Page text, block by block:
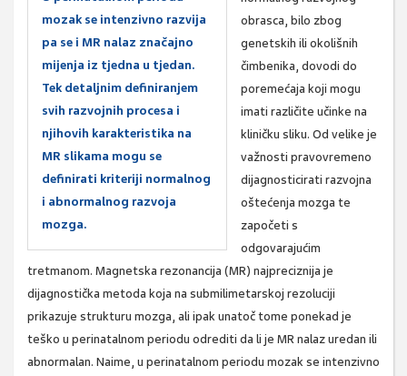
mozak se intenzivno razvija
pa se i MR nalaz značajno
mijenja iz tjedna u tjedan.
Tek detaljnim definiranjem
svih razvojnih procesa i
njihovih karakteristika na
MR slikama mogu se
definirati kriteriji normalnog
i abnormalnog razvoja
mozga.
obrasca, bilo zbog
genetskih ili okolišnih
čimbenika, dovodi do
poremećaja koji mogu
imati različite učinke na
kliničku sliku. Od velike je
važnosti pravovremeno
dijagnosticirati razvojna
oštećenja mozga te
započeti s
odgovarajućim
tretmanom. Magnetska rezonancija (MR) najpreciznija je
dijagnostička metoda koja na submilimetarskoj rezoluciji
prikazuje strukturu mozga, ali ipak unatoč tome ponekad je
teško u perinatalnom periodu odrediti da li je MR nalaz uredan ili
abnormalan. Naime, u perinatalnom periodu mozak se intenzivno